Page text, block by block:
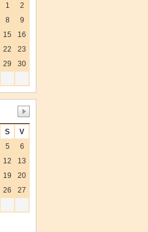
1
2
8
9
15
16
22
23
29
30
S
V
5
6
12
13
19
20
26
27